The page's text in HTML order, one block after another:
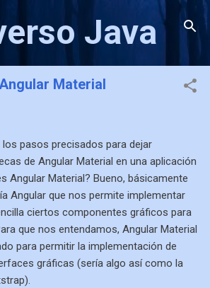
Ir al contenido principalJava
Material
pasos precisados para dejar
de Angular Material en una aplicación
Angular Material? Bueno, básicamente
Angular que nos permite implementar
ciertos componentes gráficos para
que nos entendamos, Angular Material
para permitir la implementación de
gráficas (sería algo así como la